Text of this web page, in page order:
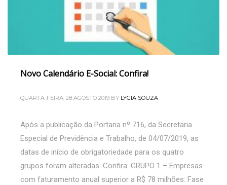
Novo Calendário E-Social: Confira!
QUARTA-FEIRA, 28 AGOSTO 2019 BY LYGIA SOUZA
Após a publicação da Portaria nº 716, da Secretaria
Especial de Previdência e Trabalho, de 04/07/2019, as
datas de início de obrigatoriedade para os quatro
grupos foram alteradas. Confira: GRUPO 1 – Empresas
com faturamento anual superior a R$ 78 milhões: Fase